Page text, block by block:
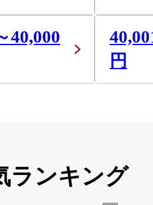
40,000
円
ランキング